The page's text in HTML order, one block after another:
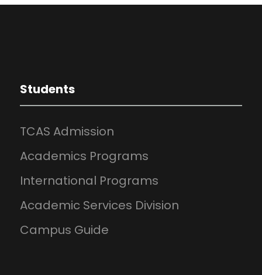
Students
TCAS Admission
Academics Programs
International Programs
Academic Services Division
Campus Guide